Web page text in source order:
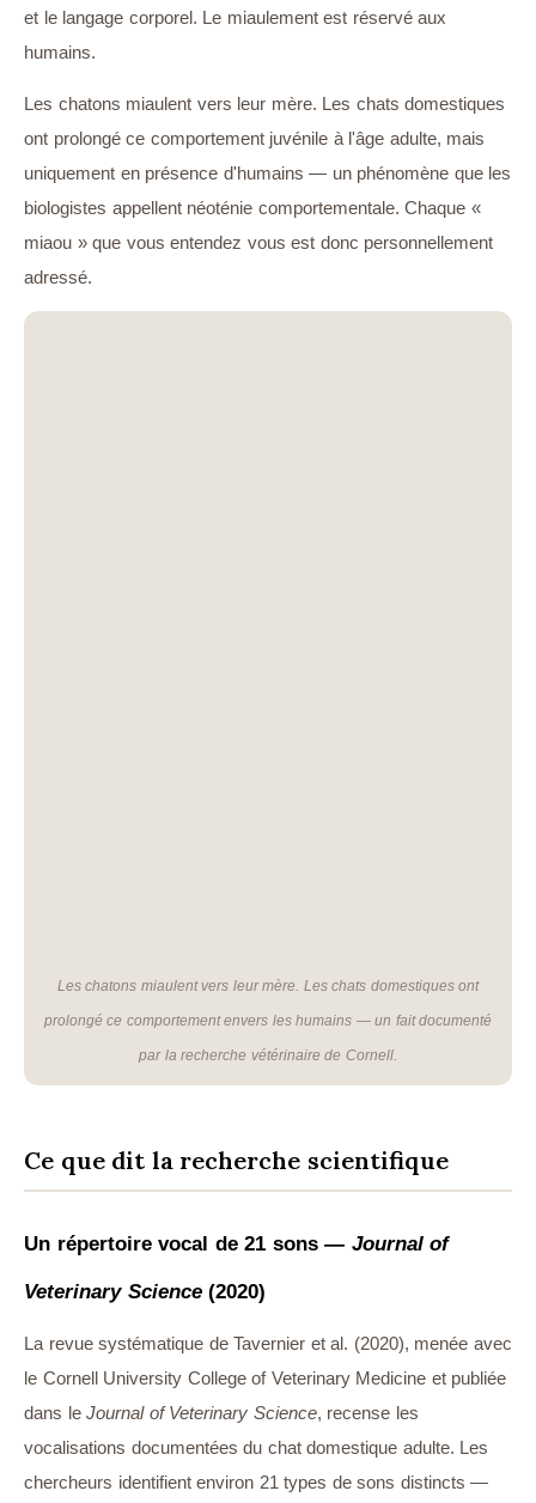
et le langage corporel. Le miaulement est réservé aux
humains.
Les chatons miaulent vers leur mère. Les chats domestiques
ont prolongé ce comportement juvénile à l'âge adulte, mais
uniquement en présence d'humains — un phénomène que les
biologistes appellent néoténie comportementale. Chaque «
miaou » que vous entendez vous est donc personnellement
adressé.
Les chatons miaulent vers leur mère. Les chats domestiques ont
prolongé ce comportement envers les humains — un fait documenté
par la recherche vétérinaire de Cornell.
Ce que dit la recherche scientifique
Un répertoire vocal de 21 sons — Journal of
Veterinary Science(2020)
La revue systématique de Tavernier et al. (2020), menée avec
le Cornell University College of Veterinary Medicine et publiée
dans le Journal of Veterinary Science, recense les
vocalisations documentées du chat domestique adulte. Les
chercheurs identifient environ 21 types de sons distincts —